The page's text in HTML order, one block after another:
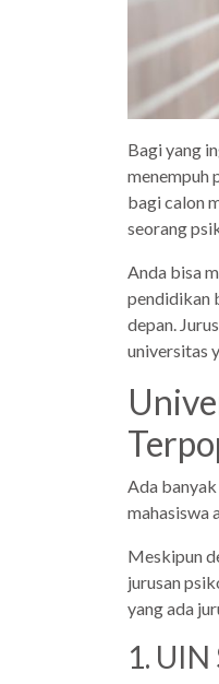
Bagi yang
menempuh
bagi calon
seorang
Anda bisa
pendidikan
depan.
universitas
Ada
mahasiswa
Meskipun
jurusan
yang ada
1.